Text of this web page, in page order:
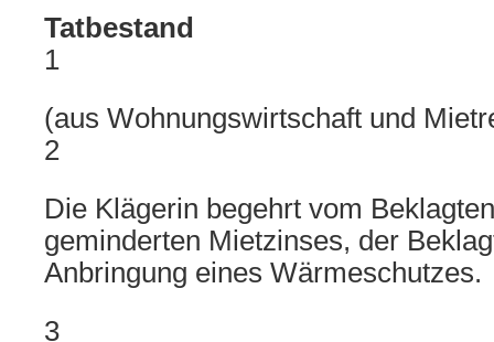
Tatbestand
1
(aus Wohnungswirtschaft und
2
Die Klägerin begehrt vom
geminderten Mietzinses, der
Anbringung eines Wärmeschutzes.
3